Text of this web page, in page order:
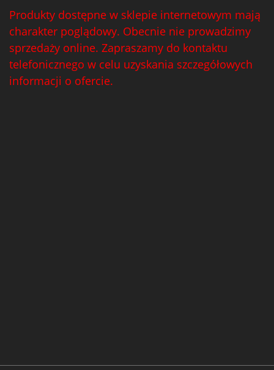
Produkty dostępne w sklepie internetowym mają
charakter poglądowy. Obecnie nie prowadzimy
sprzedaży online. Zapraszamy do kontaktu
telefonicznego w celu uzyskania szczegółowych
informacji o ofercie.